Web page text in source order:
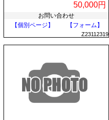
50,000円
お問い合わせ
【個別ページ】
【フォーム】
Z23112319